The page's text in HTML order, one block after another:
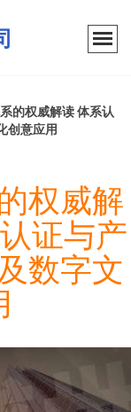
的权威解读 体系认
创意应用
权威解
证与产
数字文